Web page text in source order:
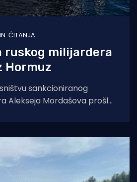
ČITANJA
ruskog milijardera
Hormuz
sankcioniranog
Alekseja Mordašova prošla